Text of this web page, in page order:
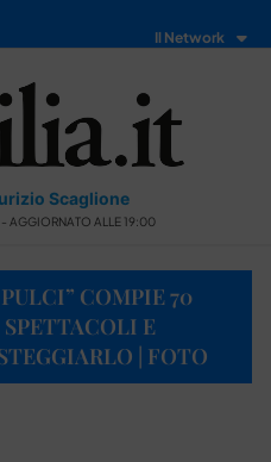
Il Network
Scaglione
AGGIORNATO ALLE 19:00
COMPIE 70
E
| FOTO